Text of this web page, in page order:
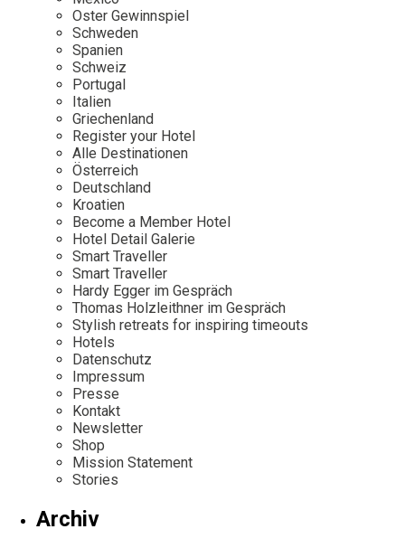
Mexico
Niederlande
Österreich
Portugal
Schweden
Spanien
Schweiz
Persönlichkeiten
Our Story
Career
Kontakt
Impressum
Oster Gewinnspiel
Schweden
Spanien
Schweiz
Portugal
Italien
Griechenland
Register your Hotel
Alle Destinationen
Österreich
Deutschland
Kroatien
Become a Member Hotel
Hotel Detail Galerie
Smart Traveller
Smart Traveller
Hardy Egger im Gespräch
Thomas Holzleithner im Gespräch
Stylish retreats for inspiring timeouts
Hotels
Datenschutz
Impressum
Presse
Kontakt
Newsletter
Shop
Mission Statement
Stories
Archiv